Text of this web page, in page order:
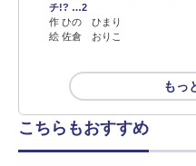
チ!? …2
作 ひの ひまり
絵 佐倉 おりこ
もっ
こちらもおすすめ